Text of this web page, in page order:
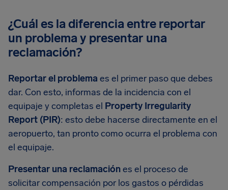
¿Cuál es la diferencia entre reportar
un problema y presentar una
reclamación?
Reportar el problema es el primer paso que debes
dar. Con esto, informas de la incidencia con el
equipaje y completas el Property Irregularity
Report (PIR): esto debe hacerse directamente en el
aeropuerto, tan pronto como ocurra el problema con
el equipaje.
Presentar una reclamaciónes el proceso de
solicitar compensación por los gastos o pérdidas